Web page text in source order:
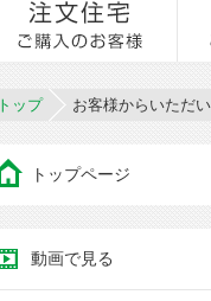
トップ お客様からいただ
トップページ
動画で見る